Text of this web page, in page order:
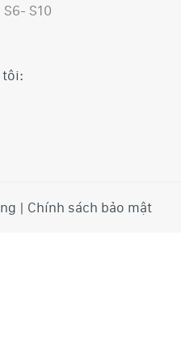
S10
tôi:
| Chính sách bảo mật